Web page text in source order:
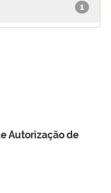
1
Autorização de